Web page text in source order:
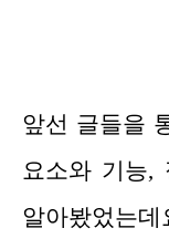
앞선 글들을
요소와 기능,
알아봤었는데